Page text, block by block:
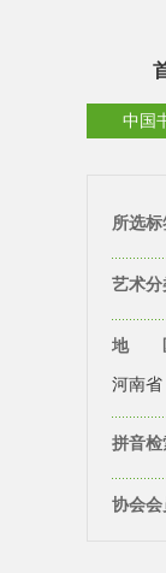
中国
所选标
艺术分
地
河南省
拼音检
协会会